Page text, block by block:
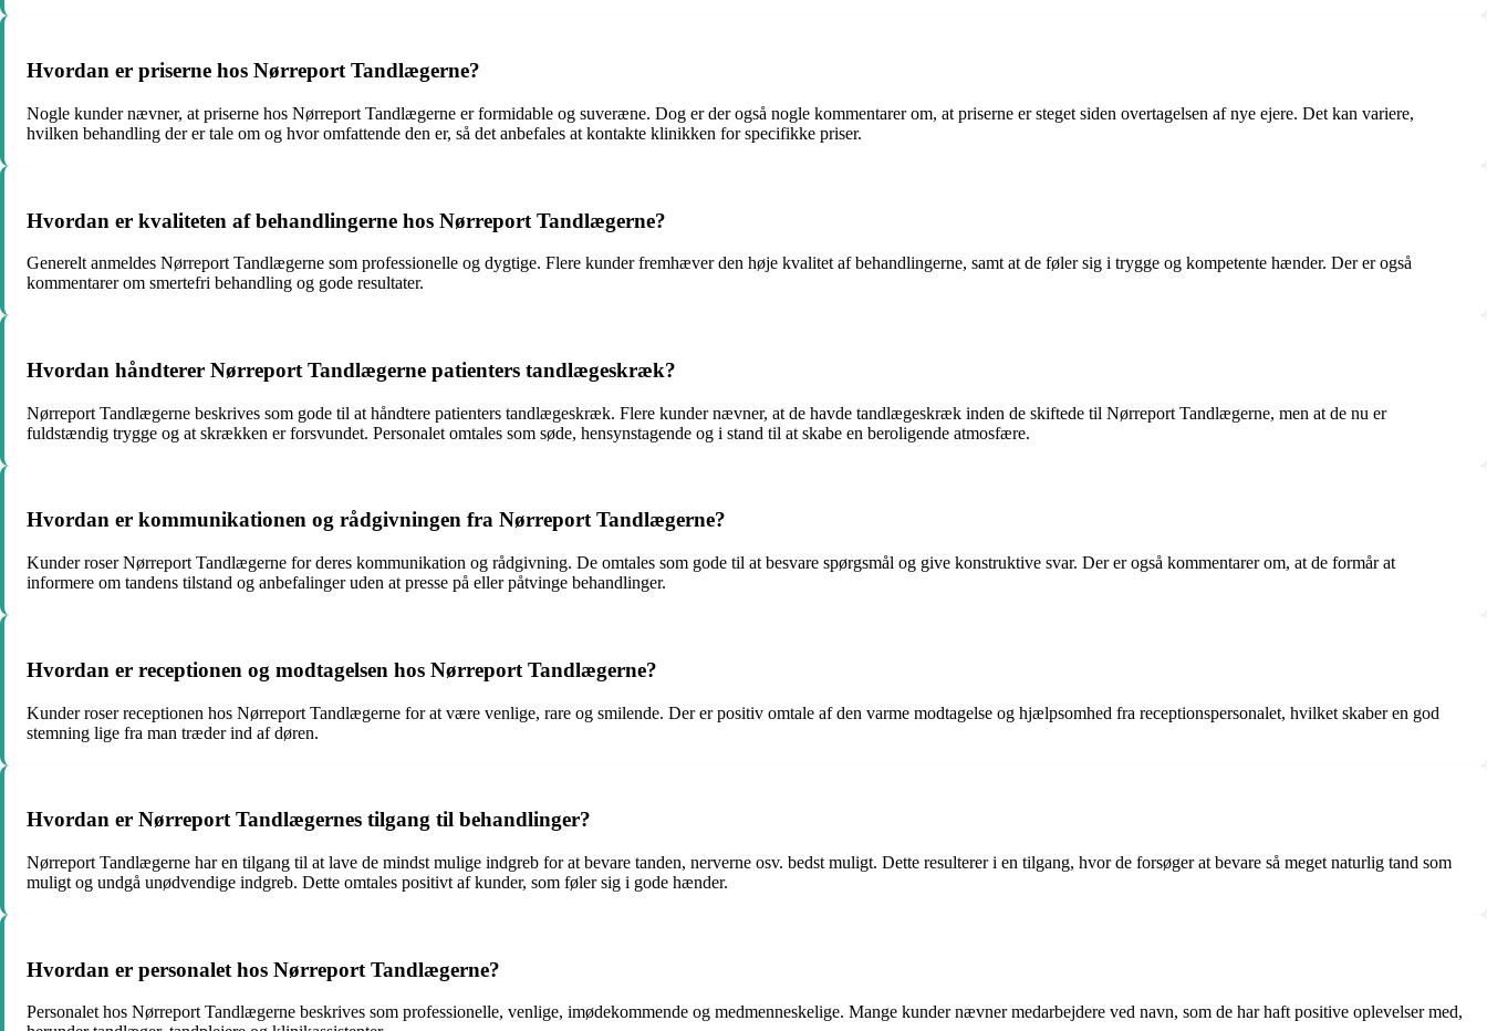
Hvordan er priserne hos Nørreport Tandlægerne?
Nogle kunder nævner, at priserne hos Nørreport Tandlægerne er formidable og suveræne. Dog er der også nogle kommentarer om, at priserne er steget siden overtagelsen af nye ejere. Det kan variere,
hvilken behandling der er tale om og hvor omfattende den er, så det anbefales at kontakte klinikken for specifikke priser.
Hvordan er kvaliteten af behandlingerne hos Nørreport Tandlægerne?
Generelt anmeldes Nørreport Tandlægerne som professionelle og dygtige. Flere kunder fremhæver den høje kvalitet af behandlingerne, samt at de føler sig i trygge og kompetente hænder. Der er også
kommentarer om smertefri behandling og gode resultater.
Hvordan håndterer Nørreport Tandlægerne patienters tandlægeskræk?
Nørreport Tandlægerne beskrives som gode til at håndtere patienters tandlægeskræk. Flere kunder nævner, at de havde tandlægeskræk inden de skiftede til Nørreport Tandlægerne, men at de nu er
fuldstændig trygge og at skrækken er forsvundet. Personalet omtales som søde, hensynstagende og i stand til at skabe en beroligende atmosfære.
Hvordan er kommunikationen og rådgivningen fra Nørreport Tandlægerne?
Kunder roser Nørreport Tandlægerne for deres kommunikation og rådgivning. De omtales som gode til at besvare spørgsmål og give konstruktive svar. Der er også kommentarer om, at de formår at
informere om tandens tilstand og anbefalinger uden at presse på eller påtvinge behandlinger.
Hvordan er receptionen og modtagelsen hos Nørreport Tandlægerne?
Kunder roser receptionen hos Nørreport Tandlægerne for at være venlige, rare og smilende. Der er positiv omtale af den varme modtagelse og hjælpsomhed fra receptionspersonalet, hvilket skaber en god
stemning lige fra man træder ind af døren.
Hvordan er Nørreport Tandlægernes tilgang til behandlinger?
Nørreport Tandlægerne har en tilgang til at lave de mindst mulige indgreb for at bevare tanden, nerverne osv. bedst muligt. Dette resulterer i en tilgang, hvor de forsøger at bevare så meget naturlig tand som
muligt og undgå unødvendige indgreb. Dette omtales positivt af kunder, som føler sig i gode hænder.
Hvordan er personalet hos Nørreport Tandlægerne?
Personalet hos Nørreport Tandlægerne beskrives som professionelle, venlige, imødekommende og medmenneskelige. Mange kunder nævner medarbejdere ved navn, som de har haft positive oplevelser med,